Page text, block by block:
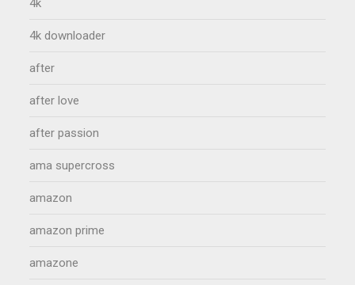
4k
4k downloader
after
after love
after passion
ama supercross
amazon
amazon prime
amazone